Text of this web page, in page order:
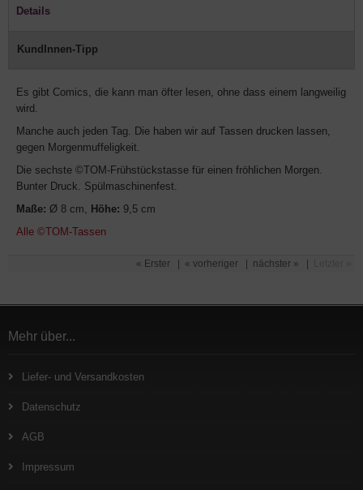
Details
KundInnen-Tipp
Es gibt Comics, die kann man öfter lesen, ohne dass einem langweilig
wird.
Manche auch jeden Tag. Die haben wir auf Tassen drucken lassen,
gegen Morgenmuffeligkeit.
Die sechste ©TOM-Frühstückstasse für einen fröhlichen Morgen.
Bunter Druck. Spülmaschinenfest.
Maße: Ø 8 cm, Höhe: 9,5 cm
Alle ©TOM-Tassen
« Erster « vorheriger nächster »
Mehr über...
Liefer- und Versandkosten
Datenschutz
AGB
Impressum